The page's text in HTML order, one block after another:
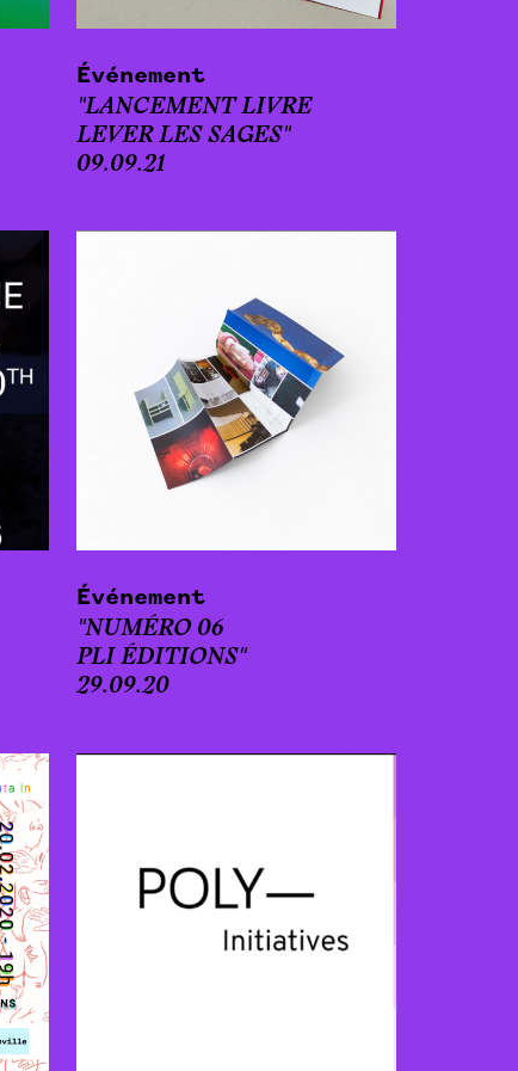
Événement
"LANCEMENT LIVRE
LEVER LES SAGES"
09.09.21
Événement
"NUMÉRO 06
PLI ÉDITIONS"
29.09.20